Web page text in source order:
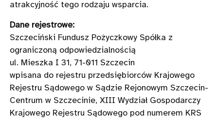
atrakcyjność tego rodzaju wsparcia.
Dane rejestrowe:
Szczeciński Fundusz Pożyczkowy Spółka z
ograniczoną odpowiedzialnością
ul. Mieszka I 31, 71-011 Szczecin
wpisana do rejestru przedsiębiorców Krajowego
Rejestru Sądowego w Sądzie Rejonowym Szczecin-
Centrum w Szczecinie, XIII Wydział Gospodarczy
Krajowego Rejestru Sądowego pod numerem KRS